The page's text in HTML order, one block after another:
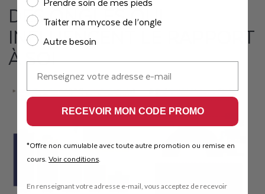
DES ONGLES QUI
INFLUENCENT LE RAPPORT
À SOI
Traiter ma mycose de l’ongle
Autre besoin
RECEVOIR MON CODE PROMO
*Offre non cumulable avec toute autre promotion ou remise en
cours.​ Voir conditions.
En renseignant votre adresse e-mail, vous acceptez de recevoir